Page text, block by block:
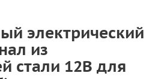
электрический
из
стали 12В для